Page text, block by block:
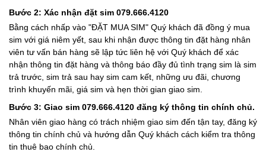
Bước 2: Xác nhận đặt sim 079.666.4120
Bằng cách nhấp vào "ĐẶT MUA SIM" Quý khách đã đồng ý mua
sim với giá niêm yết, sau khi nhận được thông tin đặt hàng nhân
viên tư vấn bán hàng sẽ lập tức liên hệ với Quý khách để xác
nhận thông tin đặt hàng và thông báo đầy đủ tình trạng sim là sim
trả trước, sim trả sau hay sim cam kết, những ưu đãi, chương
trình khuyến mãi, giá sim và hẹn thời gian giao sim.
Bước 3: Giao sim 079.666.4120 đăng ký thông tin chính chủ.
Nhân viên giao hàng có trách nhiệm giao sim đến tận tay, đăng ký
thông tin chính chủ và hướng dẫn Quý khách cách kiểm tra thông
tin thuê bao chính chủ.